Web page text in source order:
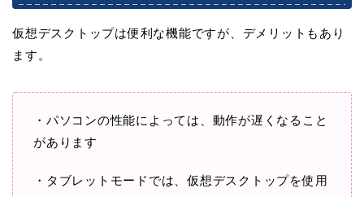
仮想デスクトップは便利な機能ですが、デメリットもあり
ます。
・パソコンの性能によっては、動作が遅くなること
があります
・タブレットモードでは、仮想デスクトップを使用